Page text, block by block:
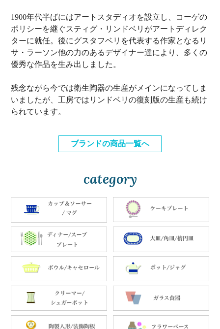
1900年代半ばにはアートスタディオを設立し、コーゲの
ポリシーを継ぐスティグ・リンドベリがアートディレク
ターに就任。後にグスタフベリを代表する作家となるリ
サ・ラーソン他の力のあるデザイナー達により、多くの
優秀な作品を生み出しました。
残念ながら今では衛生陶器の生産がメインになってしま
いましたが、工房ではリンドベリの復刻版の生産も続け
られています。
ブランドの商品一覧へ
category